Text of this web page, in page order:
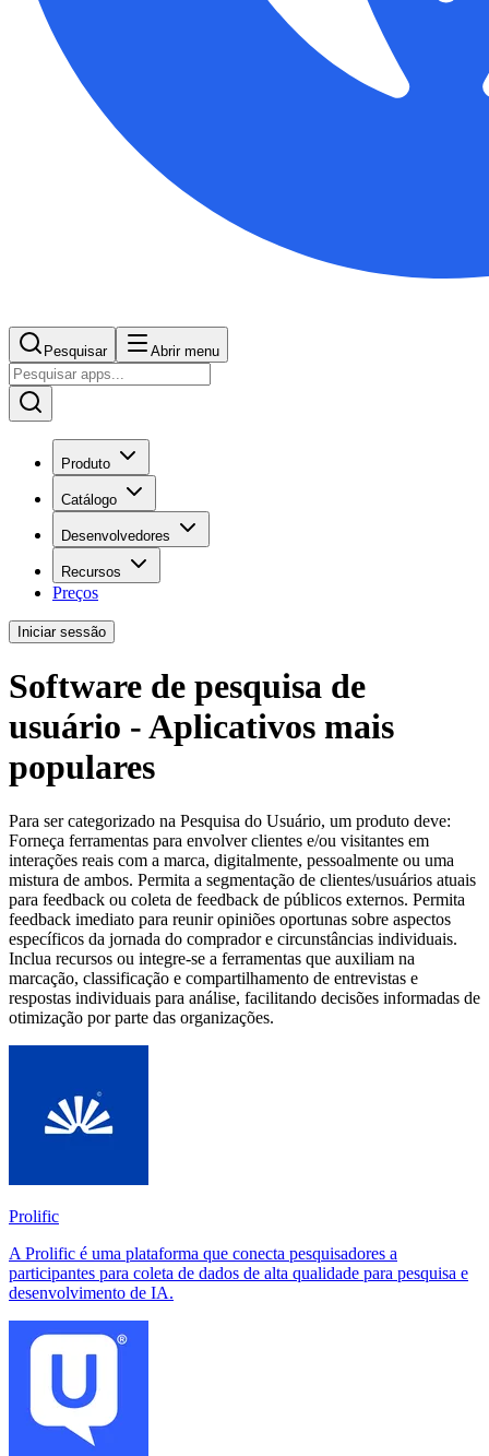
Pesquisar Abrir menu
Produto
Catálogo
Desenvolvedores
Recursos
Preços
Iniciar sessão
Software de pesquisa de
usuário - Aplicativos mais
populares
Para ser categorizado na Pesquisa do Usuário, um produto deve:
Forneça ferramentas para envolver clientes e/ou visitantes em
interações reais com a marca, digitalmente, pessoalmente ou uma
mistura de ambos. Permita a segmentação de clientes/usuários atuais
para feedback ou coleta de feedback de públicos externos. Permita
feedback imediato para reunir opiniões oportunas sobre aspectos
específicos da jornada do comprador e circunstâncias individuais.
Inclua recursos ou integre-se a ferramentas que auxiliam na
marcação, classificação e compartilhamento de entrevistas e
respostas individuais para análise, facilitando decisões informadas de
otimização por parte das organizações.
Prolific
A Prolific é uma plataforma que conecta pesquisadores a
participantes para coleta de dados de alta qualidade para pesquisa e
desenvolvimento de IA.